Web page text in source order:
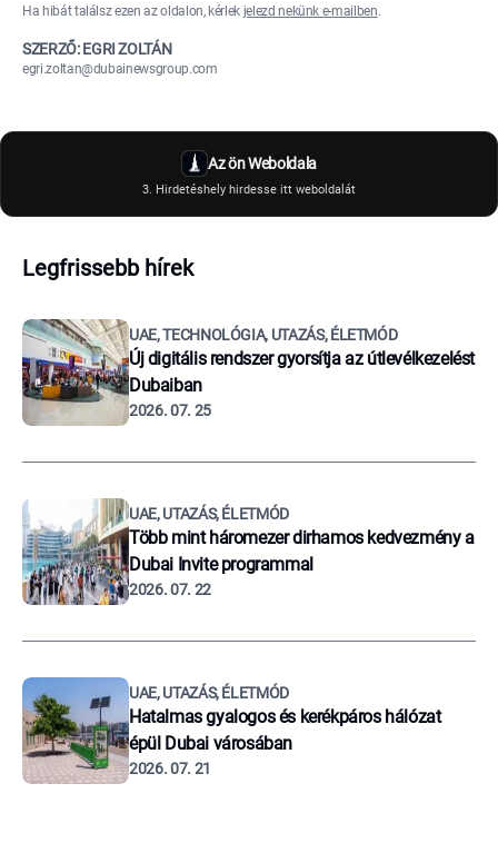
Ha hibát találsz ezen az oldalon, kérlek jelezd nekünk e-mailben.
SZERZŐ: EGRI ZOLTÁN
egri.zoltan@dubainewsgroup.com
Az ön Weboldala
3. Hirdetéshely hirdesse itt weboldalát
Legfrissebb hírek
UAE, TECHNOLÓGIA, UTAZÁS, ÉLETMÓD
Új digitális rendszer gyorsítja az útlevélkezelést
Dubaiban
2026. 07. 25
UAE, UTAZÁS, ÉLETMÓD
Több mint háromezer dirhamos kedvezmény a
Dubai Invite programmal
2026. 07. 22
UAE, UTAZÁS, ÉLETMÓD
Hatalmas gyalogos és kerékpáros hálózat
épül Dubai városában
2026. 07. 21